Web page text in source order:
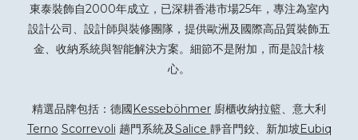
東泰裝飾自2000年成立，已深耕香港市場25年，專注為室內
設計公司、設計師與裝修團隊，提供歐洲及國際高品質裝飾五
金、收納系統與智能解決方案。細節不是附加，而是設計核
心。
精選品牌包括：德國Kesseböhmer 廚櫃收納拉籃、意大利
Terno Scorrevoli 趟門系統及Salice 靜音門鉸、新加坡Eubiq